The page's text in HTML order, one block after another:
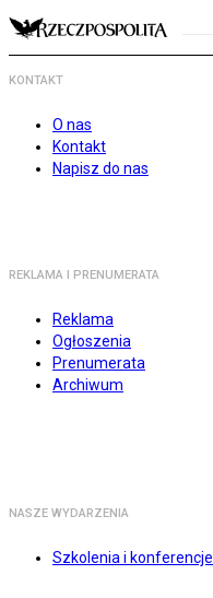
KONTAKT
O nas
Kontakt
Napisz do nas
REKLAMA I PRENUMERATA
Reklama
Ogłoszenia
Prenumerata
Archiwum
NASZE WYDARZENIA
Szkolenia i konferencje